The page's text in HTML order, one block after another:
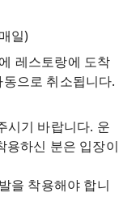
일)
레스토랑에 도착
으로 취소됩니다.
시기 바랍니다. 운
용하신 분은 입장이
을 착용해야 합니